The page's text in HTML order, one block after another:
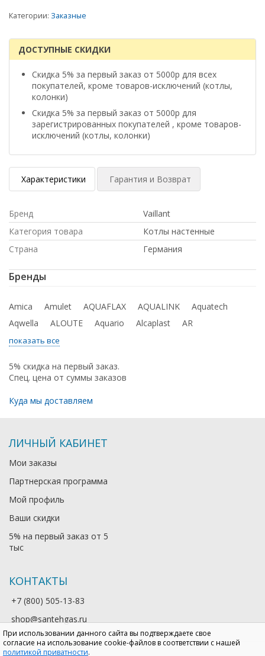
При использовании данного сайта вы подтверждаете свое
согласие на использование cookie-файлов в соответствии с нашей
политикой приватности.
Категории: Заказные
ДОСТУПНЫЕ СКИДКИ
Скидка 5% за первый заказ от 5000р для всех
покупателей, кроме товаров-исключений (котлы,
колонки)
Скидка 5% за первый заказ от 5000р для
зарегистрированных покупателей , кроме товаров-
исключений (котлы, колонки)
Характеристики Гарантия и Возврат
Бренд
Vaillant
Категория товара
Котлы настенные
Страна
Германия
Бренды
Amica Amulet AQUAFLAX AQUALINK
Aquatech
Aqwella
ALOUTE Aquario Alcaplast AR
показать все
5% скидка на первый заказ.
Спец. цена от суммы заказов
Куда мы доставляем
ЛИЧНЫЙ КАБИНЕТ
Мои заказы
Партнерская программа
Мой профиль
Ваши скидки
5% на первый заказ от 5
тыс
КОНТАКТЫ
+7 (800) 505-13-83
shop@santehgas.ru